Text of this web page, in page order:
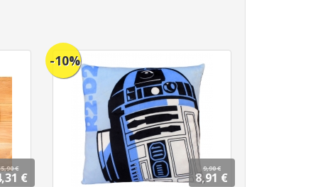
€
€
-10%
9,90 €
8,91 €